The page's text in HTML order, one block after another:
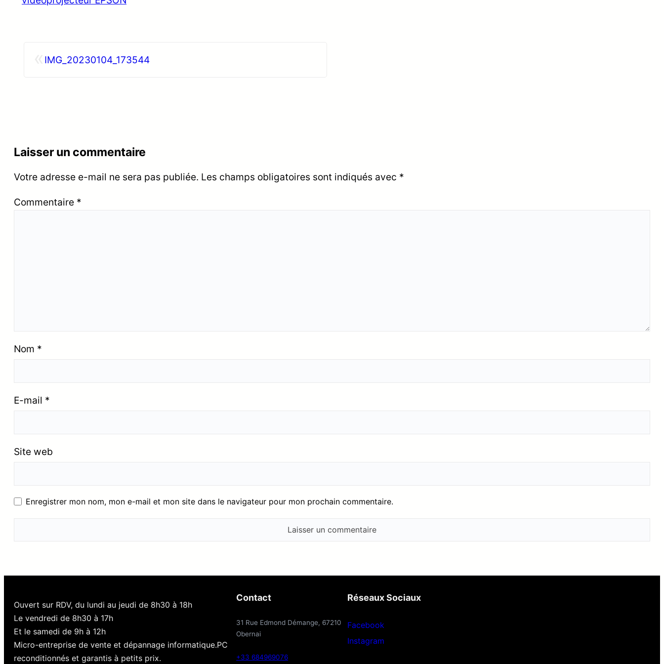
IMG_20230104_173544
Laisser un commentaire
Votre adresse e-mail ne sera pas publiée. Les champs obligatoires sont indiqués avec *
Commentaire *
Nom *
E-mail *
Site web
Enregistrer mon nom, mon e-mail et mon site dans le navigateur pour mon prochain commentaire.
Ouvert sur RDV, du lundi au jeudi de 8h30 à 18h
Le vendredi de 8h30 à 17h
Et le samedi de 9h à 12h
Micro-entreprise de vente et dépannage informatique.PC
reconditionnés et garantis à petits prix.
Contact
31 Rue Edmond Démange, 67210
Obernai
+33 684969076
Réseaux Sociaux
Facebook
Instagram